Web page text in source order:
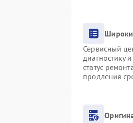
Сервисный
диагностику
статус
продления